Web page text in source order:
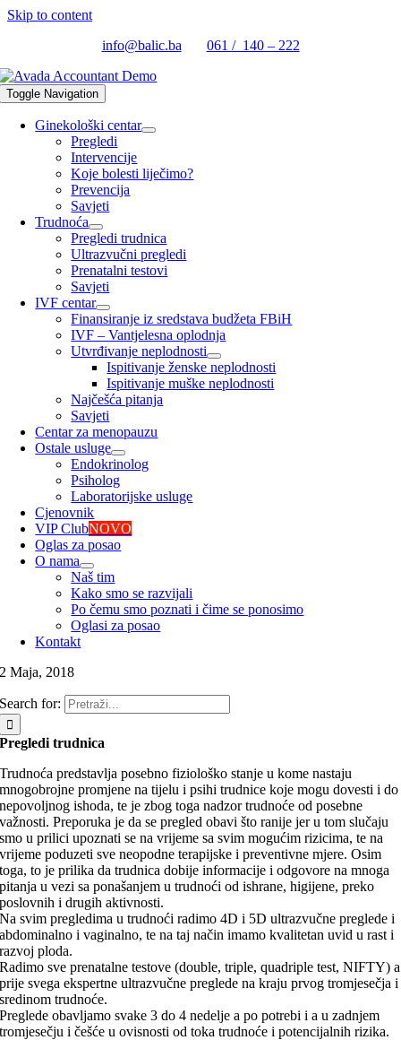
Skip to content
info@balic.ba
061 / 140 – 222
Toggle Navigation
Ginekološki centar
Pregledi
Intervencije
Koje bolesti liječimo?
Prevencija
Savjeti
Trudnoća
Pregledi trudnica
Ultrazvučni pregledi
Prenatalni testovi
Savjeti
IVF centar
Finansiranje iz sredstava budžeta FBiH
IVF – Vantjelesna oplodnja
Utvrđivanje neplodnosti
Ispitivanje ženske neplodnosti
Ispitivanje muške neplodnosti
Najčešća pitanja
Savjeti
Centar za menopauzu
Ostale usluge
Endokrinolog
Psiholog
Laboratorijske usluge
Cjenovnik
VIP ClubNOVO
Oglas za posao
O nama
Naš tim
Kako smo se razvijali
Po čemu smo poznati i čime se ponosimo
Oglasi za posao
Kontakt
2 Maja, 2018
Search for:
Pregledi trudnica
Trudnoća predstavlja posebno fiziološko stanje u kome nastaju
mnogobrojne promjene na tijelu i psihi trudnice koje mogu dovesti i do
nepovoljnog ishoda, te je zbog toga nadzor trudnoće od posebne
važnosti. Preporuka je da se pregled obavi što ranije jer u tom slučaju
smo u prilici upoznati se na vrijeme sa svim mogućim rizicima, te na
vrijeme poduzeti sve neopodne terapijske i preventivne mjere. Osim
toga, to je prilika da trudnica dobije informacije i odgovore na mnoga
pitanja u vezi sa ponašanjem u trudnoći od ishrane, higijene, preko
poslovnih i drugih aktivnosti.
Na svim pregledima u trudnoći radimo 4D i 5D ultrazvučne preglede i
abdominalno i vaginalno, te na taj način imamo kvalitetan uvid u rast i
razvoj ploda.
Radimo sve prenatalne testove (double, triple, quadriple test, NIFTY) a
prije svega ekspertne ultrazvučne preglede na kraju prvog tromjesečja i
sredinom trudnoće.
Preglede obavljamo svake 3 do 4 nedelje a po potrebi i a u zadnjem
tromjesečju i češće u ovisnosti od toka trudnoće i potencijalnih rizika.